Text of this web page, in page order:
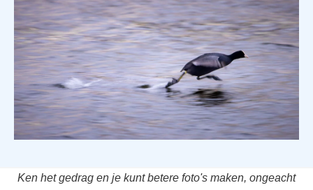
Ken het gedrag en je kunt betere foto's maken, ongeacht